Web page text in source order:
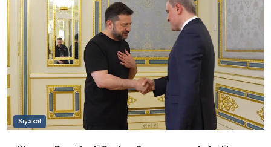
Siyasət